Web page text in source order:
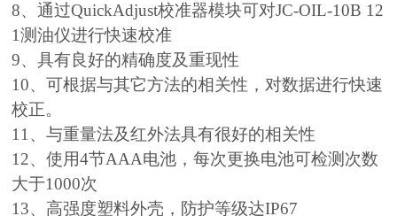
8、通过QuickAdjust校准器模块可对JC-OIL-10B 12
1测油仪进行快速校准
9、具有良好的精确度及重现性
10、可根据与其它方法的相关性，对数据进行快速
校正。
11、与重量法及红外法具有很好的相关性
12、使用4节AAA电池，每次更换电池可检测次数
大于1000次
13、高强度塑料外壳，防护等级达IP67